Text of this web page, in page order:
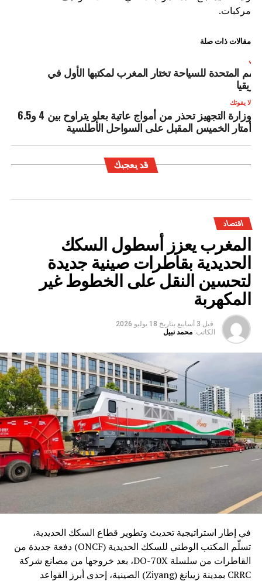
مركبات.
مقالات ذات صلة
المتحدة للسياحة تختار المغرب لمكتبها الأول في
لا يفوتك
وزارة التجهيز تحذر من أمواج عاتية بعلو يتراوح بين 4 و6.5
أمتار الخميس المقبل على السواحل الأطلسية
قد يعجبك
اقتصاد
المغرب يعزز أسطول السكك
الحديدية بقاطرات صينية جديدة
لتحسين النقل على الخطوط غير
المكهربة
قبل 3 أسابيع بتاريخ 18 يوليو 2026
الكاتب: محمد نبيل
في إطار استراتيجية تحديث وتطوير قطاع السكك الحديدية،
تسلّم المكتب الوطني للسكك الحديدية (ONCF) دفعة جديدة من
القاطرات من سلسلة DO-70X، بعد خروجها من مصانع شركة
CRRC بمدينة زييانغ (Ziyang) الصينية، إحدى أبرز القواعد